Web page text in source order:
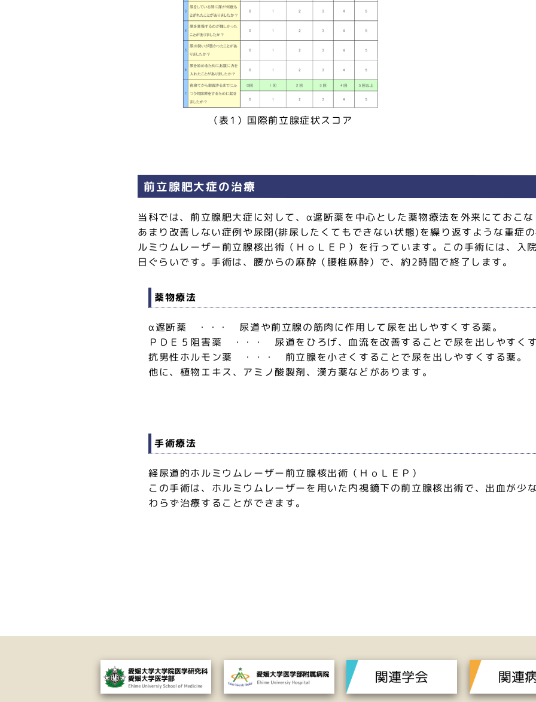
（表1）国際前立腺症状スコア
前立腺肥大症の治療
当科では、前立腺肥大症に対して、α遮断薬を中心とした薬物療法を外来にておこ
あまり改善しない症例や尿閉(排尿したくてもできない状態)を繰り返すような重症
ルミウムレーザー前立腺核出術（ＨｏＬＥＰ）を行っています。この手術には、入
日ぐらいです。手術は、腰からの麻酔（腰椎麻酔）で、約2時間で終了します。
薬物療法
α遮断薬 ・・・ 尿道や前立腺の筋肉に作用して尿を出しやすくする薬。
ＰＤＥ５阻害薬 ・・・ 尿道をひろげ、血流を改善することで尿を出しやすく
抗男性ホルモン薬 ・・・ 前立腺を小さくすることで尿を出しやすくする薬。
他に、植物エキス、アミノ酸製剤、漢方薬などがあります。
手術療法
経尿道的ホルミウムレーザー前立腺核出術（ＨｏＬＥＰ）
この手術は、ホルミウムレーザーを用いた内視鏡下の前立腺核出術で、出血が少
わらず治療することができます。